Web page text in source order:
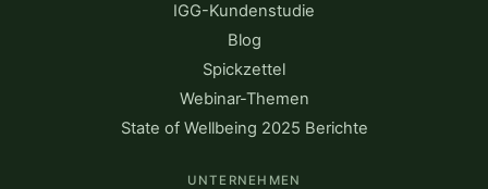
IGG-Kundenstudie
Blog
Spickzettel
Webinar-Themen
State of Wellbeing 2025 Berichte
UNTERNEHMEN